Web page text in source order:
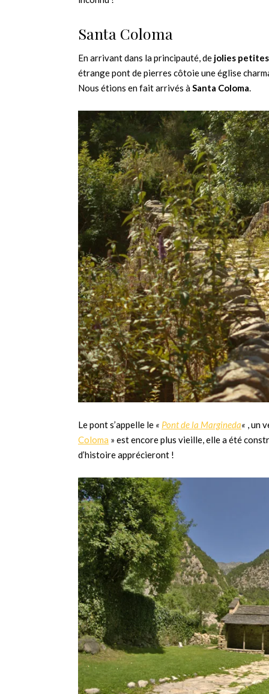
Santa Coloma
En arrivant dans la principauté, de jolies
étrange pont de pierres côtoie une église
Nous étions en fait arrivés àSanta Coloma.
Le pont s’appelle le « Pont de la Margineda« , un
Coloma » est encore plus vieille, elle a été
d’histoire apprécieront !